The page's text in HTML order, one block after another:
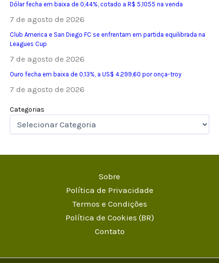
Dólar fecha em baixa de 0,44%, cotado a R$ 5,1055 na venda
7 de agosto de 2026
Club America e San Diego FC se enfrentam em partida equilibrada na
Leagues Cup
7 de agosto de 2026
Ouro fecha em baixa de 0,13%, a US$ 4.299,60 por onça-troy
7 de agosto de 2026
Categorias
Sobre
Política de Privacidade
Termos e Condições
Política de Cookies (BR)
Contato